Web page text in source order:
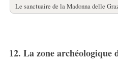
Le sanctuaire de la Madonna delle
12. La zone archéologique